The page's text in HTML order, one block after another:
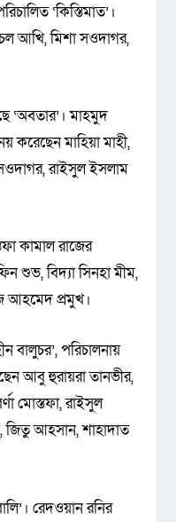
‘কিস্তিমাত’।
আখি, মিশা সওদাগর,
‘অবতার’। মাহমুদ
করেছেন মাহিয়া মাহী,
রাইসুল ইসলাম
কামাল রাজের
শুভ, বিদ্যা সিনহা মীম,
প্রমুখ।
বালুচর’, পরিচালনায়
আবু হুরায়রা তানভীর,
মোস্তফা, রাইসুল
আহসান, শাহাদাত
রেদওয়ান রনির